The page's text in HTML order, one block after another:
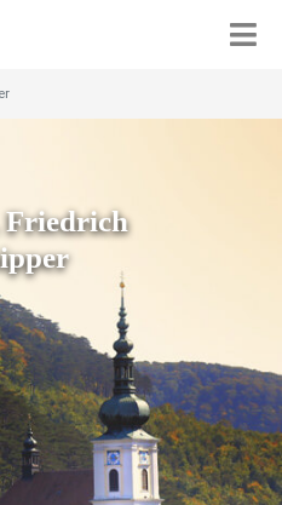
Friedrich